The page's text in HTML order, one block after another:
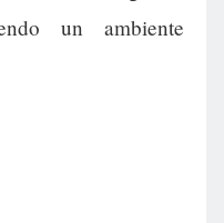
un ambiente